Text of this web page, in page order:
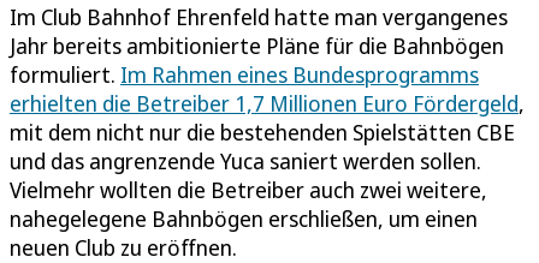
Im Club Bahnhof Ehrenfeld hatte man vergangenes
Jahr bereits ambitionierte Pläne für die Bahnbögen
formuliert. Im Rahmen eines Bundesprogramms
erhielten die Betreiber 1,7 Millionen Euro Fördergeld,
mit dem nicht nur die bestehenden Spielstätten CBE
und das angrenzende Yuca saniert werden sollen.
Vielmehr wollten die Betreiber auch zwei weitere,
nahegelegene Bahnbögen erschließen, um einen
neuen Club zu eröffnen.